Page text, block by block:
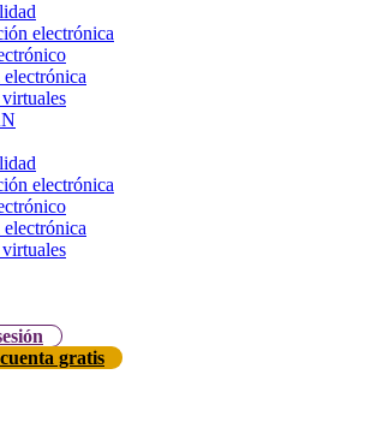
electrónica
electrónica
gratis